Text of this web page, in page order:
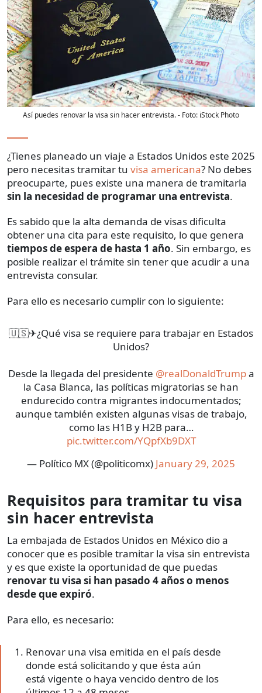
Así puedes renovar la visa sin hacer entrevista.- Foto: iStock Photo
¿Tienes planeado un viaje a Estados Unidos este 2025
pero necesitas tramitar tu visa americana? No debes
preocuparte, pues existe una manera de tramitarla
sin la necesidad de programar una entrevista.
Es sabido que la alta demanda de visas dificulta
obtener una cita para este requisito, lo que genera
tiempos de espera de hasta 1 año. Sin embargo, es
posible realizar el trámite sin tener que acudir a una
entrevista consular.
Para ello es necesario cumplir con lo siguiente:
🇺🇸✈¿Qué visa se requiere para trabajar en Estados
Unidos?
Desde la llegada del presidente @realDonaldTrumpa
la Casa Blanca, las políticas migratorias se han
endurecido contra migrantes indocumentados;
aunque también existen algunas visas de trabajo,
como las H1B y H2B para…
pic.twitter.com/YQpfXb9DXT
— Político MX (@politicomx) January 29, 2025
Requisitos para tramitar tu visa
sin hacer entrevista
La embajada de Estados Unidos en México dio a
conocer que es posible tramitar la visa sin entrevista
y es que existe la oportunidad de que puedas
renovar tu visa si han pasado 4 años o menos
desde que expiró.
Para ello, es necesario:
Renovar una visa emitida en el país desde
donde está solicitando y que ésta aún
está vigente o haya vencido dentro de los